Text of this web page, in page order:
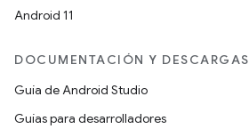
Android 11
DOCUMENTACIÓN Y DESCARGAS
Guía de Android Studio
Guías para desarrolladores